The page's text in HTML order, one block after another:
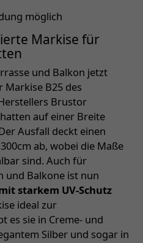
möglich
Markise für
und Balkon jetzt
B25 des
Brustor
auf einer Breite
Ausfall deckt einen
ab, wobei die Maße
sind. Auch für
und Balkone ist nun
starkem UV-Schutz
ideal zur
es sie in Creme- und
Silber und sogar in